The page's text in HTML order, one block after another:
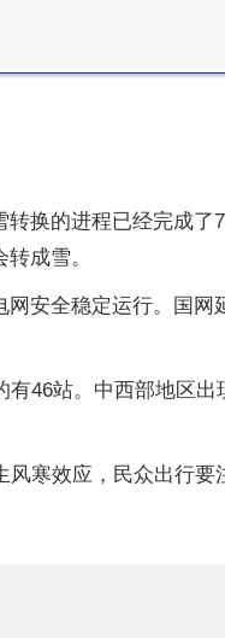
换的进程已经完成
成雪。
安全稳定运行。国
46站。中西部地区
寒效应，民众出行要